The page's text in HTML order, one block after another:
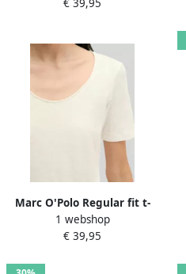
€ 39,95
Marc O'Polo Regular fit t-
shirt van puur katoen
1 webshop
€ 39,95